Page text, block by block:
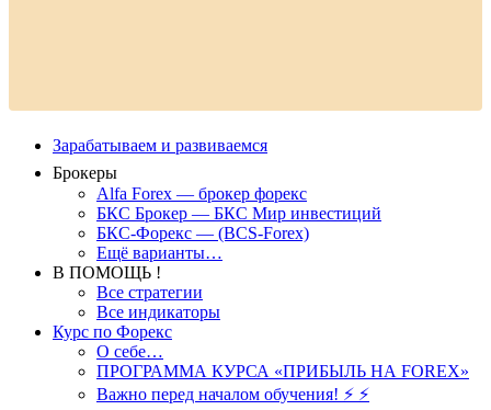
Зарабатываем и развиваемся
Брокеры
Alfa Forex — брокер форекс
БКС Брокер — БКС Мир инвестиций
БКС-Форекс — (BCS-Forex)
Ещё варианты…
В ПОМОЩЬ !
Все стратегии
Все индикаторы
Курс по Форекс
О себе…
ПРОГРАММА КУРСА «ПРИБЫЛЬ НА FOREX»
Важно перед началом обучения! ⚡ ⚡